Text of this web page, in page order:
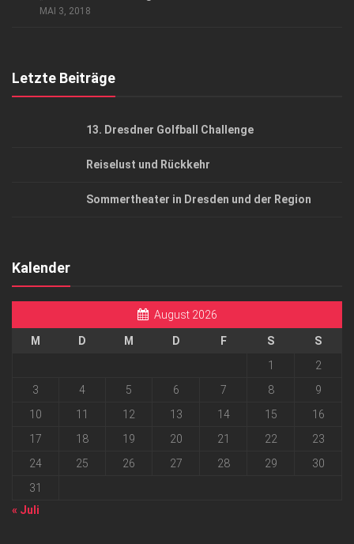
MAI 3, 2018
Letzte Beiträge
13. Dresdner Golfball Challenge
Reiselust und Rückkehr
Sommertheater in Dresden und der Region
Kalender
August 2026
M D M D F S
S
1
2
3
4 5 6 7 8
9
10
11 12 13 14 15
16
17
18 19 20 21 22
23
24
25 26 27 28 29
30
31
« Juli